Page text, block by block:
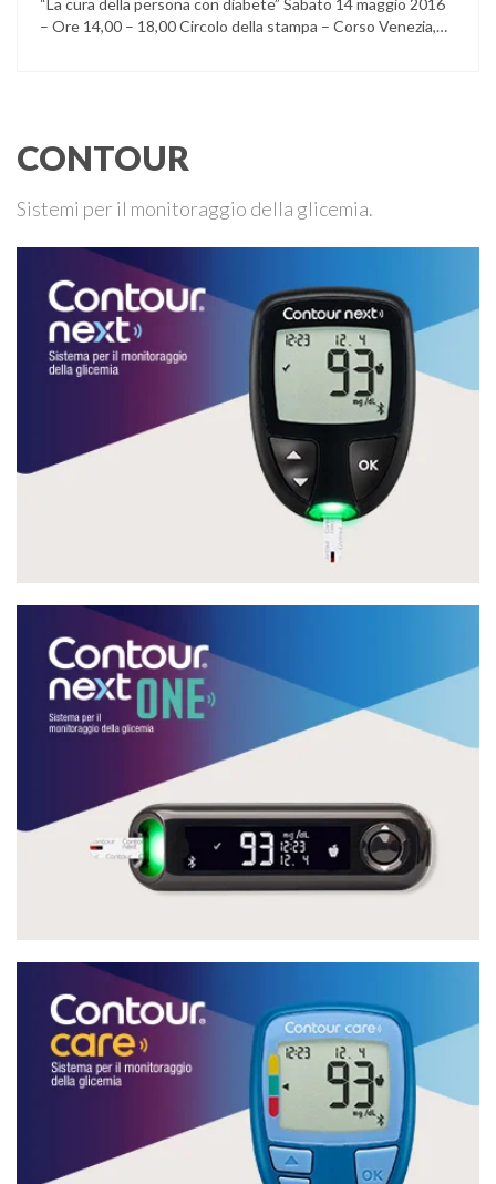
“La cura della persona con diabete” Sabato 14 maggio 2016
– Ore 14,00 – 18,00 Circolo della stampa – Corso Venezia,
CONTOUR
Sistemi per il monitoraggio della glicemia.